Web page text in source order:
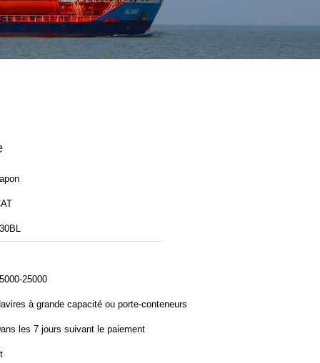
25000
à grande capacité ou porte-conteneurs
les 7 jours suivant le paiement